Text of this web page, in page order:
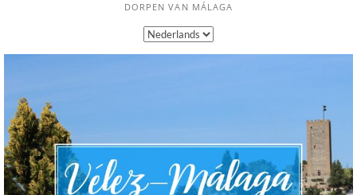
DORPEN VAN MÁLAGA